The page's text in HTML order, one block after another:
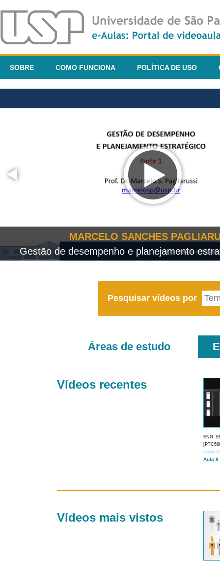
SOBRE COMO FUNCIONA POLÍTICA DE USO
MARCELO SANCHES
Gestão de desempenho e planejamento
Pesquisar vídeos por
Áreas de estudo
Vídeos recentes
ENG.
Diego
Aula 8
Vídeos mais vistos